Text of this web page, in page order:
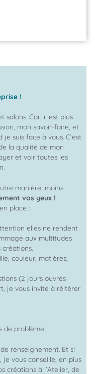
!
salons. Car, il est plus
mon savoir-faire, et
suis face à vous. C’est
la qualité de mon
et voir toutes les
manière, moins
vos yeux !
place :
elles ne rendent
aux multitudes
créations.
couleur, matières,
(2 jours ouvrés
je vous invite à réitérer
de problème
renseignement. Et si
vous conseille, en plus
créations à l’Atelier, de